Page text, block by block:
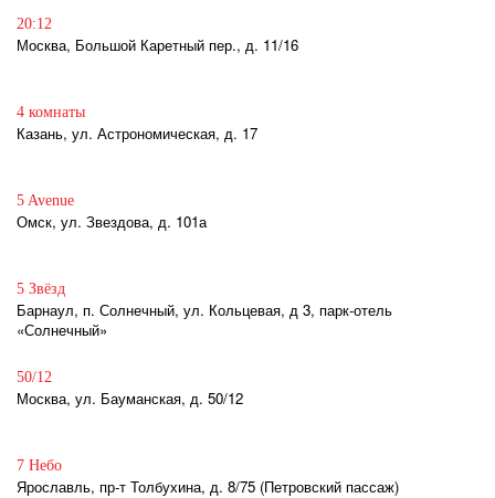
20:12
Москва, Большой Каретный пер., д. 11/16
4 комнаты
Казань, ул. Астрономическая, д. 17
5 Avenue
Омск, ул. Звездова, д. 101а
5 Звёзд
Барнаул, п. Солнечный, ул. Кольцевая, д 3, парк-отель
«Солнечный»
50/12
Москва, ул. Бауманская, д. 50/12
7 Небо
Ярославль, пр-т Толбухина, д. 8/75 (Петровский пассаж)